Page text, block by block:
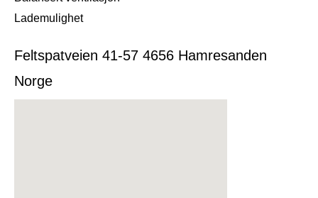
Lademulighet
Feltspatveien 41-57 4656 Hamresanden
Norge